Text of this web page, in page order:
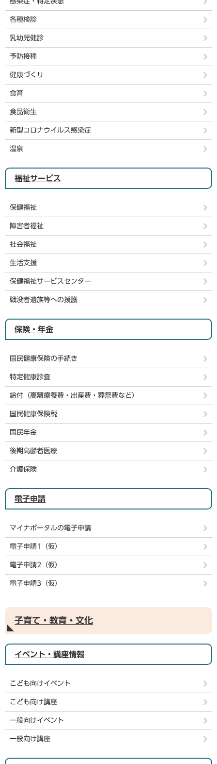
各種検診
乳幼児健診
予防接種
健康づくり
食育
食品衛生
新型コロナウイルス感染症
温泉
福祉サービス
保健福祉
障害者福祉
社会福祉
生活支援
保健福祉サービスセンター
戦没者遺族等への援護
保険・年金
国民健康保険の手続き
特定健康診査
給付（高額療養費・出産費・葬祭費など）
国民健康保険税
国民年金
後期高齢者医療
介護保険
電子申請
マイナポータルの電子申請
電子申請1（仮）
電子申請2（仮）
電子申請3（仮）
子育て・教育・文化
イベント・講座情報
こども向けイベント
こども向け講座
一般向けイベント
一般向け講座